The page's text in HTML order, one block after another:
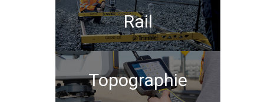
Rail
Topographie